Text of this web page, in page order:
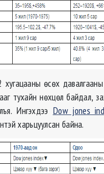
өсөх давалгааны
тухайн нөхцөл байдал,
Ингэхдээ Dow jones
харьцуулсан байна.